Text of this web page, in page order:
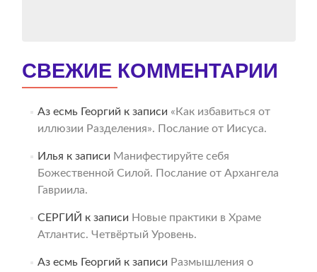
СВЕЖИЕ КОММЕНТАРИИ
Аз есмь Георгий к записи «Как избавиться от
иллюзии Разделения». Послание от Иисуса.
Илья к записи Манифестируйте себя
Божественной Силой. Послание от Архангела
Гавриила.
СЕРГИЙ к записи Новые практики в Храме
Атлантис. Четвёртый Уровень.
Аз есмь Георгий к записи Размышления о